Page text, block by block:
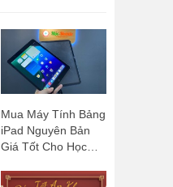
Mua Máy Tính Bảng
iPad Nguyên Bản
Giá Tốt Cho Học
Mộc Mobile -